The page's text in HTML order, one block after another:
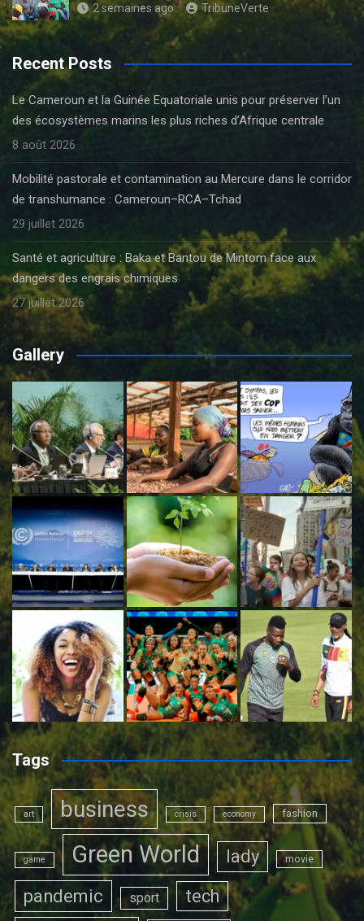
2 semaines ago TribuneVerte
Recent Posts
Le Cameroun et la Guinée Equatoriale unis pour préserver l’un
des écosystèmes marins les plus riches d’Afrique centrale
8 août 2026
Mobilité pastorale et contamination au Mercure dans le corridor
de transhumance : Cameroun–RCA–Tchad
29 juillet 2026
Santé et agriculture : Baka et Bantou de Mintom face aux
dangers des engrais chimiques
27 juillet 2026
Gallery
Tags
art business crisis economy fashion
game Green World lady movie
pandemic sport tech